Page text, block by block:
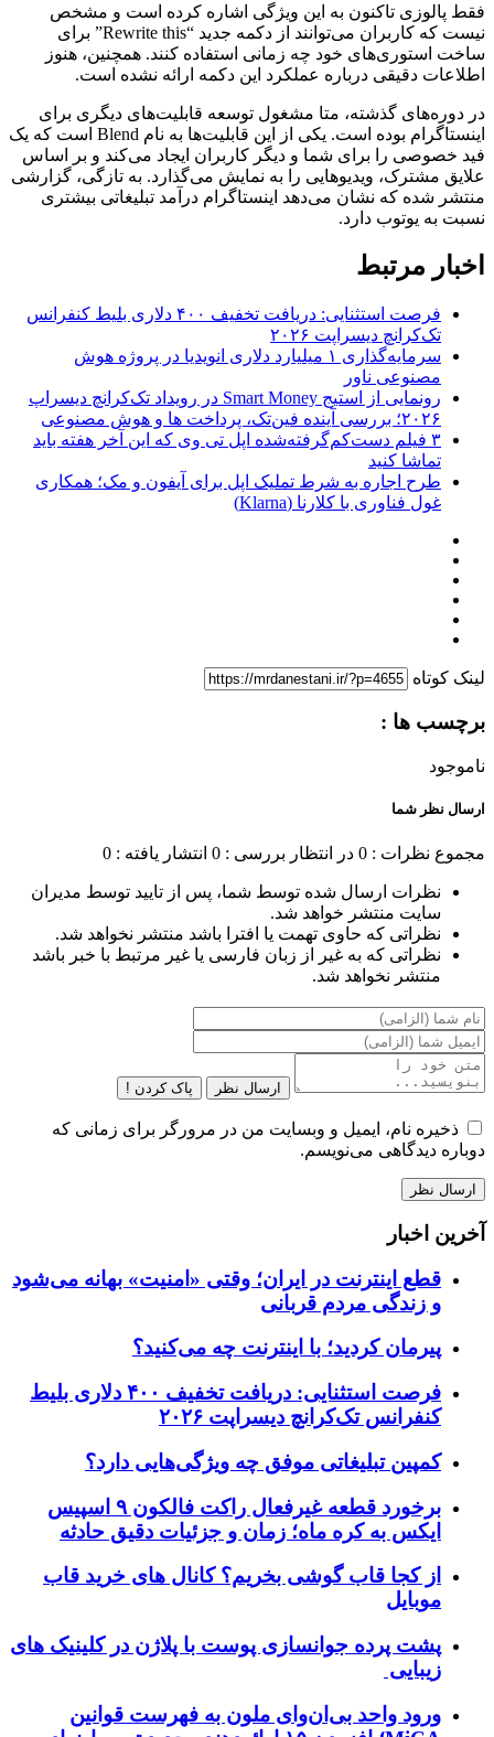
فقط پالوزی تاکنون به این ویژگی اشاره کرده است و مشخص
نیست که کاربران می‌توانند از دکمه جدید “Rewrite this” برای
ساخت استوری‌های خود چه زمانی استفاده کنند. همچنین، هنوز
اطلاعات دقیقی درباره عملکرد این دکمه ارائه نشده است.
در دوره‌های گذشته، متا مشغول توسعه قابلیت‌های دیگری برای
اینستاگرام بوده است. یکی از این قابلیت‌ها به نام Blend است که یک
فید خصوصی را برای شما و دیگر کاربران ایجاد می‌کند و بر اساس
علایق مشترک، ویدیوهایی را به نمایش می‌گذارد. به تازگی، گزارشی
منتشر شده که نشان می‌دهد اینستاگرام درآمد تبلیغاتی بیشتری
نسبت به یوتوب دارد.
اخبار مرتبط
فرصت استثنایی: دریافت تخفیف ۴۰۰ دلاری بلیط کنفرانس
تک‌کرانچ دیسراپت ۲۰۲۶
سرمایه‌گذاری ۱ میلیارد دلاری انویدیا در پروژه هوش
مصنوعی ناور
رونمایی از استیج Smart Money در رویداد تک‌کرانچ دیسراپ
۲۰۲۶؛ بررسی آینده فین‌تک، پرداخت‌ ها و هوش مصنوعی
۳ فیلم دست‌کم‌گرفته‌شده اپل تی وی که این آخر هفته باید
تماشا کنید
طرح اجاره به شرط تملیک اپل برای آیفون و مک؛ همکاری
غول فناوری با کلارنا (Klarna)
لینک کوتاه
برچسب ها :
ناموجود
ارسال نظر شما
مجموع نظرات : 0 در انتظار بررسی : 0 انتشار یافته : 0
نظرات ارسال شده توسط شما، پس از تایید توسط مدیران
سایت منتشر خواهد شد.
نظراتی که حاوی تهمت یا افترا باشد منتشر نخواهد شد.
نظراتی که به غیر از زبان فارسی یا غیر مرتبط با خبر باشد
منتشر نخواهد شد.
ارسال نظر پاک کردن !
ذخیره نام، ایمیل و وبسایت من در مرورگر برای زمانی که
دوباره دیدگاهی می‌نویسم.
آخرین اخبار
قطع اینترنت در ایران؛ وقتی «امنیت» بهانه می‌شود
و زندگی مردم قربانی
پیرمان کردید؛ با اینترنت چه می‌کنید؟
فرصت استثنایی: دریافت تخفیف ۴۰۰ دلاری بلیط
کنفرانس تک‌کرانچ دیسراپت ۲۰۲۶
کمپین تبلیغاتی موفق چه ویژگی‌هایی دارد؟
برخورد قطعه غیرفعال راکت فالکون ۹ اسپیس
ایکس به کره ماه؛ زمان و جزئیات دقیق حادثه
از کجا قاب گوشی بخریم؟ کانال های خرید قاب
موبایل
پشت پرده جوانسازی پوست با پلاژن در کلینیک های
زیبایی
ورود واحد بی‌ان‌وای ملون به فهرست قوانین